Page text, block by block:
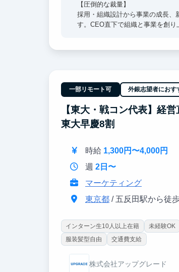
【圧倒的な裁量】
採用・組織設計から事業の成長、
す。CEO直下で組織と事業を創り
【東大早慶8割】
高倍率を突破したトップ層の学生
インターン生は戦略コンサル・外
一部リモート可 外銀志望者におす
【東大・戦コン代表】経
東大早慶8割
時給 1,300円〜4,000円
週 2日〜
マーケティング
東京都/ 五反田駅から徒
インターン生10人以上在籍 未経験OK
服装髪型自由
交通費支給
株式会社アップグレード